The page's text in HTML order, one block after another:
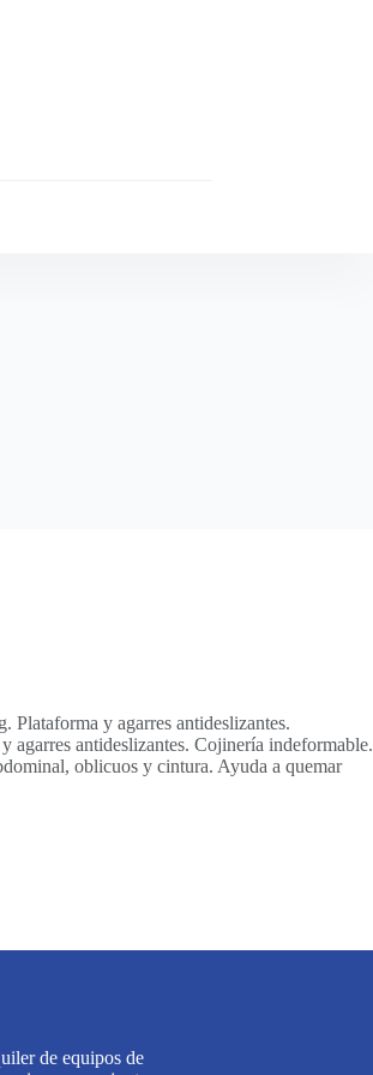
y agarres antideslizantes.
agarres antideslizantes. Cojinería indeformable.
oblicuos y cintura. Ayuda a quemar
de equipos de